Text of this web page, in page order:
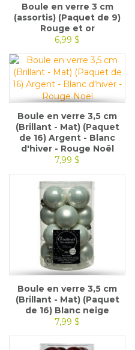
Boule en verre 3 cm
(assortis) (Paquet de 9)
Rouge et or
6,99 $
Boule en verre 3,5 cm
(Brillant - Mat) (Paquet
de 16) Argent - Blanc
d'hiver - Rouge Noël
7,99 $
Boule en verre 3,5 cm
(Brillant - Mat) (Paquet
de 16) Blanc neige
7,99 $